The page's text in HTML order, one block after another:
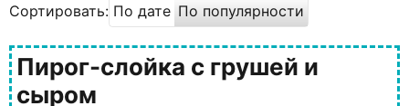
Сортировать: По дате По популярности
Пирог-слойка с грушей и
сыром